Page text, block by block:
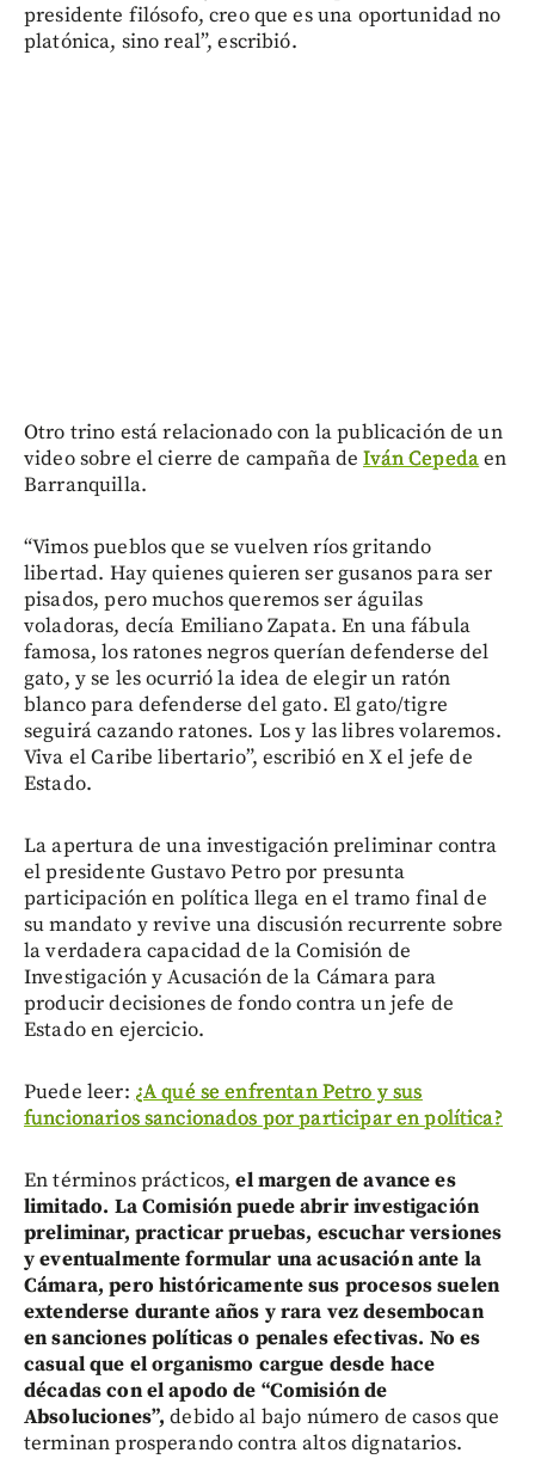
presidente filósofo, creo que es una oportunidad no
platónica, sino real”, escribió.
Otro trino está relacionado con la publicación de un
video sobre el cierre de campaña deIván Cepedaen
Barranquilla.
“Vimos pueblos que se vuelven ríos gritando
libertad. Hay quienes quieren ser gusanos para ser
pisados, pero muchos queremos ser águilas
voladoras, decía Emiliano Zapata. En una fábula
famosa, los ratones negros querían defenderse del
gato, y se les ocurrió la idea de elegir un ratón
blanco para defenderse del gato. El gato/tigre
seguirá cazando ratones. Los y las libres volaremos.
Viva el Caribe libertario”, escribió en X el jefe de
Estado.
La apertura de una investigación preliminar contra
el presidente Gustavo Petro por presunta
participación en política llega en el tramo final de
su mandato y revive una discusión recurrente sobre
la verdadera capacidad de la Comisión de
Investigación y Acusación de la Cámara para
producir decisiones de fondo contra un jefe de
Estado en ejercicio.
Puede leer: ¿A qué se enfrentan Petro y sus
funcionarios sancionados por participar en política?
En términos prácticos,el margen de avance es
limitado. La Comisión puede abrir investigación
preliminar, practicar pruebas, escuchar versiones
y eventualmente formular una acusación ante la
Cámara, pero históricamente sus procesos suelen
extenderse durante años y rara vez desembocan
en sanciones políticas o penales efectivas. No es
casual que el organismo cargue desde hace
décadas con el apodo de “Comisión de
Absoluciones”,debido al bajo número de casos que
terminan prosperando contra altos dignatarios.